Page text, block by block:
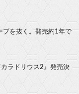
ブを抜く。発売約1年で
ラドリウス2』発売決